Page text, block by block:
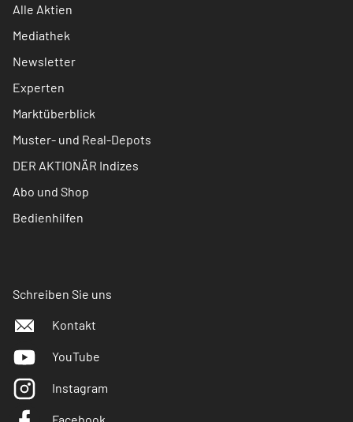
Alle Aktien
Mediathek
Newsletter
Experten
Marktüberblick
Muster- und Real-Depots
DER AKTIONÄR Indizes
Abo und Shop
Bedienhilfen
Schreiben Sie uns
Kontakt
YouTube
Instagram